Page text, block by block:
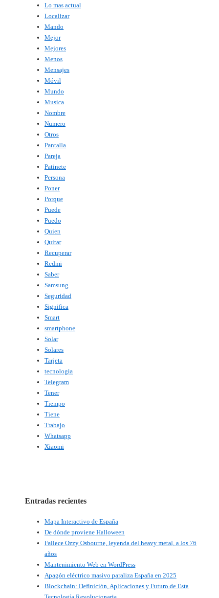
Lo mas actual
Localizar
Mando
Mejor
Mejores
Menos
Mensajes
Móvil
Mundo
Musica
Nombre
Numero
Otros
Pantalla
Pareja
Patinete
Persona
Poner
Porque
Puede
Puedo
Quien
Quitar
Recuperar
Redmi
Saber
Samsung
Seguridad
Significa
Smart
smartphone
Solar
Solares
Tarjeta
tecnologia
Telegram
Tener
Tiempo
Tiene
Trabajo
Whatsapp
Xiaomi
Entradas recientes
Mapa Interactivo de España
De dónde proviene Halloween
Fallece Ozzy Osbourne, leyenda del heavy metal, a los 76
años
Mantenimiento Web en WordPress
Apagón eléctrico masivo paraliza España en 2025
Blockchain: Definición, Aplicaciones y Futuro de Esta